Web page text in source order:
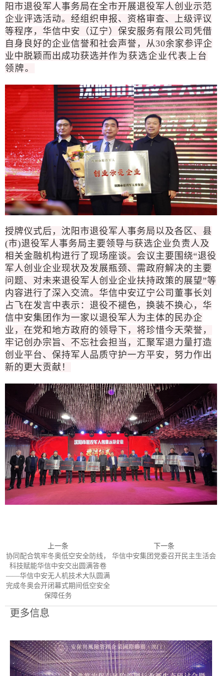
阳市退役军人事务局在全市开展退役军人创业示范
企业评选活动。经组织申报、资格审查、上级评议
等程序，华信中安（辽宁）保安服务有限公司凭借
自身良好的企业信誉和社会声誉，从30余家参评企
业中脱颖而出成功获选并作为获选企业代表上台
领牌。
授牌仪式后，沈阳市退役军人事务局以及各区、县
(市)退役军人事务局主要领导与获选企业负责人及
相关金融机构进行了现场座谈。会议主要围绕“退役
军人创业企业现状及发展瓶颈、需政府解决的主要
问题、对未来退役军人创业企业扶持政策的展望”等
内容进行了深入交流。华信中安辽宁公司董事长刘
占飞在发言中表示：退役不褪色，换装不换心，华
信中安集团作为一家以退役军人为主体的民办企
业，在党和地方政府的领导下，将珍惜今天荣誉，
牢记创办宗旨、不忘社会担当，汇聚军退力量打造
创业平台、保持军人品质守护一方平安，努力作出
新的更大贡献！
上一条
协同配合筑牢冬奥低空安全防线，
科技赋能华信中安交出圆满答卷
——华信中安无人机技术大队圆满
完成冬奥会开闭幕式期间低空安全
保障任务
下一条
华信中安集团党委召开民主生活会
更多信息